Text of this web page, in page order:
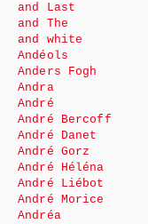
and Last
and The
and white
Andéols
Anders Fogh
Andra
André
André Bercoff
André Danet
André Gorz
André Héléna
André Liébot
André Morice
Andréa